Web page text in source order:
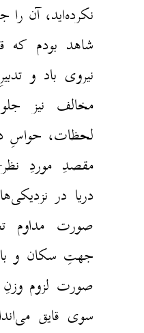
نکرده‌اید، آن
شاهد بودم که
نیروی باد و
مخالف نیز
لحظات، حواسِ
مقصدِ موردِ
دریا در
صورت مداوم
جهتِ سکان و
صورت لزوم وزنِ
سوی قایق